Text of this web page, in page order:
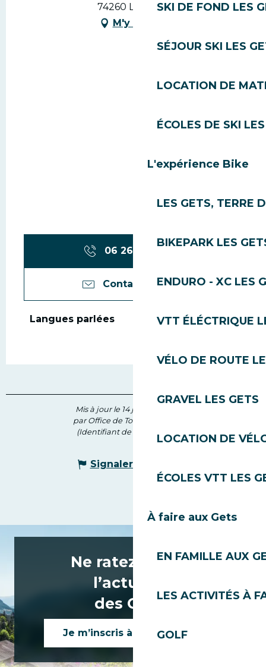
SKI DE FOND LES
SÉJOUR SKI LES
LOCATION DE
ÉCOLES DE SKI
L'expérience Bike
LES GETS, TERRE
BIKEPARK LES
ENDURO - XC LES
VTT ÉLÉCTRIQUE
VÉLO DE ROUTE
GRAVEL LES GETS
LOCATION DE
ÉCOLES VTT LES
À faire aux Gets
EN FAMILLE AUX
LES ACTIVITÉS À
GOLF
74260 Les Gets
M'y rendre
06 26 07 63
Contactez-nous
Langues parlées
Langues parlées
Mis à jour le 14 juin 2026 à 11:36
par Office de Tourisme des Gets
(Identifiant de l'offre :
Signaler une erreur
Ne ratez rien de
l’actualité
des Gets !
Je m’inscris à la newsletter